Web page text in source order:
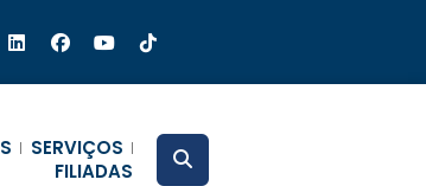
SERVIÇOS
FILIADAS